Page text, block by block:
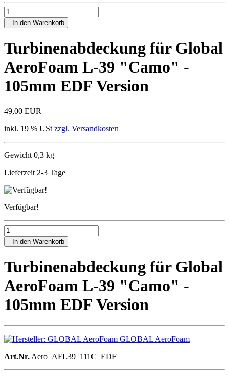
In den Warenkorb
Turbinenabdeckung für Global
AeroFoam L-39 "Camo" -
105mm EDF Version
49,00 EUR
inkl. 19 % USt zzgl. Versandkosten
Gewicht 0,3 kg
Lieferzeit 2-3 Tage
Verfügbar!
In den Warenkorb
Turbinenabdeckung für Global
AeroFoam L-39 "Camo" -
105mm EDF Version
GLOBAL AeroFoam
Art.Nr. Aero_AFL39_111C_EDF